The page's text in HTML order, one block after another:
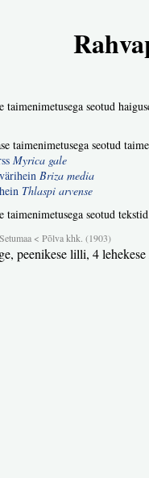
taimenimetusega seotud
taimenimetusega seotud
Myrica gale
Briza media
Thlaspi arvense
taimenimetusega seotud
< Põlva khk. (1903)
peenikese lilli, 4